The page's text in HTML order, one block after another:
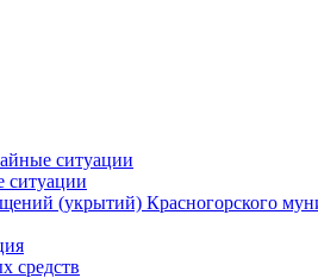
ситуации
ситуации
(укрытий) Красногорского
средств